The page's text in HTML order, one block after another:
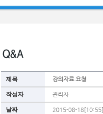
제목 강의자료 요청
작성자 관리자
날짜 2015-08-18[10:55]